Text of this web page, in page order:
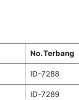
No. Terbang
ID-7288
ID-7289